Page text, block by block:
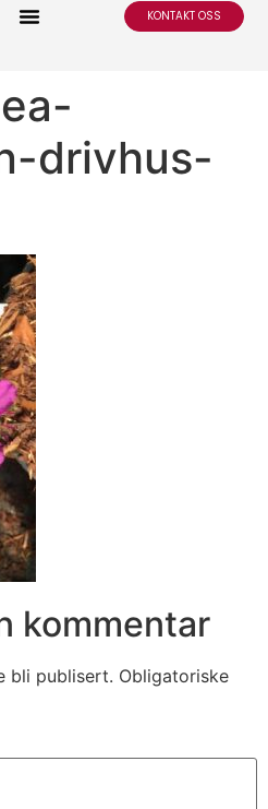
KONTAKT OSS
drivhus-
kommentar
bli publisert. Obligatoriske